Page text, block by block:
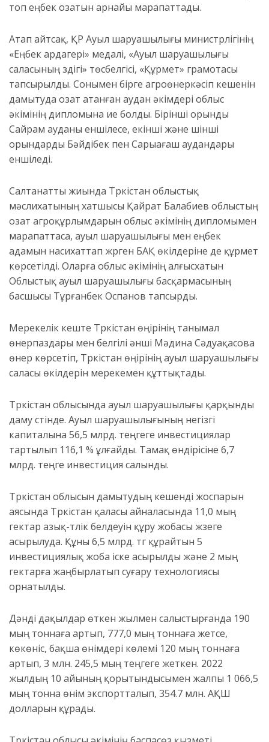
топ еңбек озатын арнайы марапаттады.
Атап айтсақ, ҚР Ауыл шаруашылығы министрлігінің
«Еңбек ардагері» медалі, «Ауыл шаруашылығы
саласының үздігі» төсбелгісі, «Құрмет» грамотасы
тапсырылды. Сонымен бірге агроөнеркәсіп кешенін
дамытуда озат атанған аудан әкімдері облыс
әкімінің дипломына ие болды. Бірінші орынды
Сайрам ауданы еншілесе, екінші және үшінші
орындарды Бәйдібек пен Сарыағаш аудандары
еншіледі.
Салтанатты жиында Түркістан облыстық
мәслихатының хатшысы Қайрат Балабиев облыстың
озат агроқұрлымдарын облыс әкімінің дипломымен
марапаттаса, ауыл шаруашылығы мен еңбек
адамын насихаттап жүрген БАҚ өкілдеріне де құрмет
көрсетілді. Оларға облыс әкімінің алғысхатын
Облыстық ауыл шаруашылығы басқармасының
басшысы Тұрғанбек Оспанов тапсырды.
Мерекелік кеште Түркістан өңірінің танымал
өнерпаздары мен белгілі әнші Мәдина Сәдуақасова
өнер көрсетіп, Түркістан өңірінің ауыл шаруашылығы
саласы өкілдерін мерекемен құттықтады.
Түркістан облысында ауыл шаруашылығы қарқынды
даму үстінде. Ауыл шаруашылығының негізгі
капиталына 56,5 млрд. теңгеге инвестициялар
тартылып 116,1 % ұлғайды. Тамақ өндірісіне 6,7
млрд. теңге инвестиция салынды.
Түркістан облысын дамытудың кешенді жоспарын
аясында Түркістан қаласы айналасында 11,0 мың
гектар азық-түлік белдеуін құру жобасы жүзеге
асырылуда. Құны 6,5 млрд. тг құрайтын 5
инвестициялық жоба іске асырылды және 2 мың
гектарға жаңбырлатып суғару технологиясы
орнатылды.
Дәнді дақылдар өткен жылмен салыстырғанда 190
мың тоннаға артып, 777,0 мың тоннаға жетсе,
көкөніс, бақша өнімдері көлемі 120 мың тоннаға
артып, 3 млн. 245,5 мың теңгеге жеткен. 2022
жылдың 10 айының қорытындысымен жалпы 1 066,5
мың тонна өнім экспортталып, 354.7 млн. АҚШ
долларын құрады.